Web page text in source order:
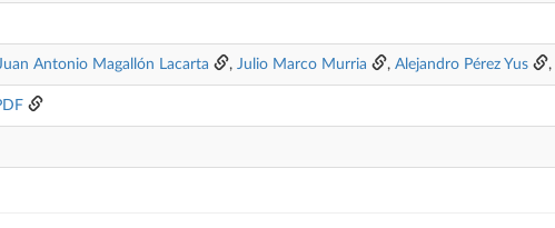
Antonio Magallón Lacarta , Julio Marco Murria , Alejandro Pérez Yus ,